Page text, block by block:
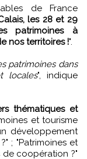
les 28 et 29
patrimoines à
nos territoires !".
patrimoines dans
locales", indique
thématiques et
et tourisme
développement
; "Patrimoines et
coopération ?"